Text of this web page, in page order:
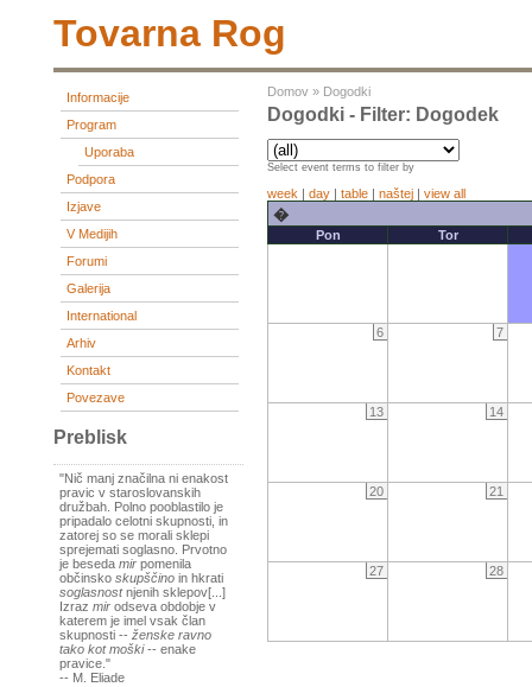
Tovarna Rog
Informacije
Program
Uporaba
Podpora
Izjave
V Medijih
Forumi
Galerija
International
Arhiv
Kontakt
Povezave
Preblisk
"Nič manj značilna ni enakost
pravic v staroslovanskih
družbah. Polno pooblastilo je
pripadalo celotni skupnosti, in
zatorej so se morali sklepi
sprejemati soglasno. Prvotno
je beseda mir pomenila
občinsko skupščino in hkrati
soglasnostnjenih sklepov[...]
Izraz mir odseva obdobje v
katerem je imel vsak član
skupnosti -- ženske ravno
tako kot moški-- enake
pravice."
-- M. Eliade
Domov » Dogodki
Dogodki - Filter: Dogodek
Select event terms to filter by
week | day | table | naštej | view all
�
Pon Tor
6 7
13 14
20 21
27 28